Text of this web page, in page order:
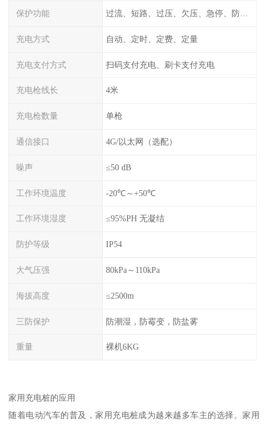
保护功能 过流、短路、过压、欠压、急停、防雷、漏电保护
充电方式 自动、定时、定费、定量
充电支付方式 扫码支付充电、刷卡支付充电
充电枪线长 4米
充电枪数量 单枪
通信接口 4G/以太网（选配）
噪声 ≤50 dB
工作环境温度 -20℃～+50℃
工作环境湿度 ≤95%PH 无凝结
防护等级 IP54
大气压强 80kPa～110kPa
海拔高度 ≤2500m
三防保护 防潮湿，防霉变，防盐雾
重量 裸机6KG
家用充电桩的应用
随着电动汽车的普及，家用充电桩成为越来越多车主的选择。家用